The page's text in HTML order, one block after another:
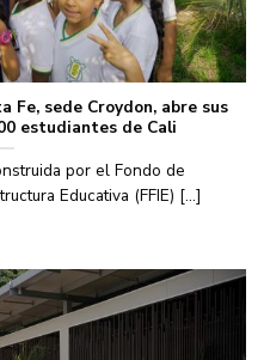
Fe, sede Croydon, abre sus
estudiantes de Cali
por el Fondo de
Educativa (FFIE) [...]